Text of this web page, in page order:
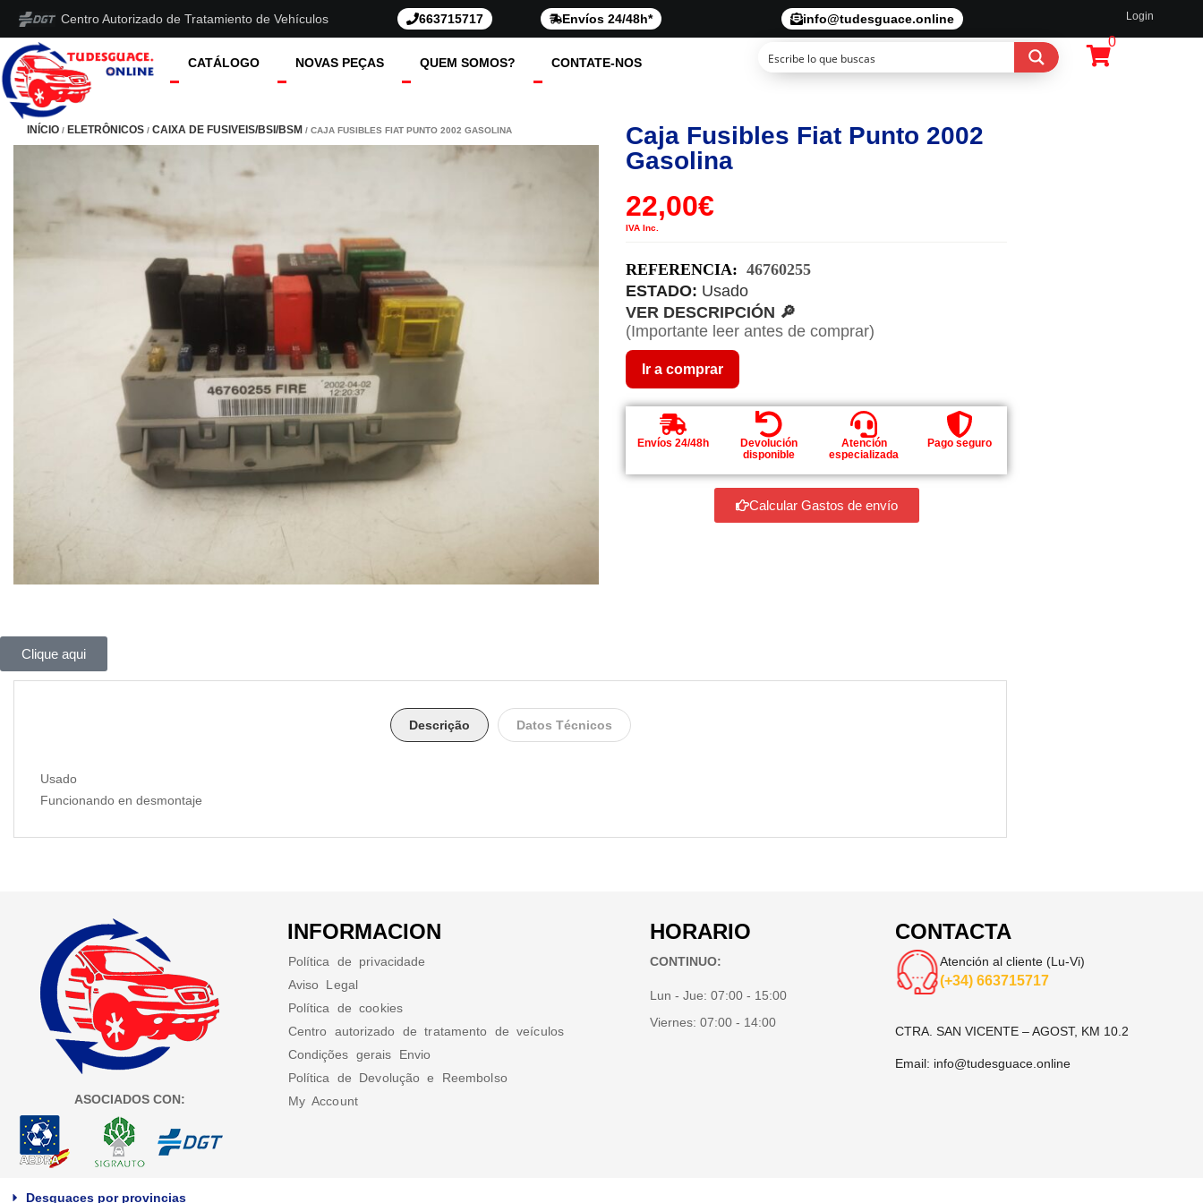
Centro Autorizado de Tratamiento de Vehículos 663715717 Envíos 24/48h* info@tudesguace.online Login
CATÁLOGO NOVAS PEÇAS QUEM SOMOS? CONTATE-NOS
0
INÍCIO / ELETRÔNICOS / CAIXA DE FUSIVEIS/BSI/BSM / CAJA FUSIBLES FIAT PUNTO 2002 GASOLINA
Caja Fusibles Fiat Punto 2002
Gasolina
22,00€
IVA Inc.
REFERENCIA: 46760255
ESTADO: Usado
VER DESCRIPCIÓN 🔎
(Importante leer antes de comprar)
Ir a comprar
Envíos 24/48h
Devolución
disponible
Atención
especializada
Pago seguro
Calcular Gastos de envío
Clique aqui
Descrição Datos Técnicos
Usado
Funcionando en desmontaje
ASOCIADOS CON:
INFORMACION
Política de privacidade
Aviso Legal
Política de cookies
Centro autorizado de tratamento de veículos
Condições gerais Envio
Política de Devolução e Reembolso
My Account
HORARIO
CONTINUO:
Lun - Jue:07:00 - 15:00
Viernes:07:00 - 14:00
CONTACTA
Atención al cliente (Lu-Vi)
(+34) 663715717
CTRA. SAN VICENTE – AGOST, KM 10.2
Email: info@tudesguace.online
Desguaces por provincias